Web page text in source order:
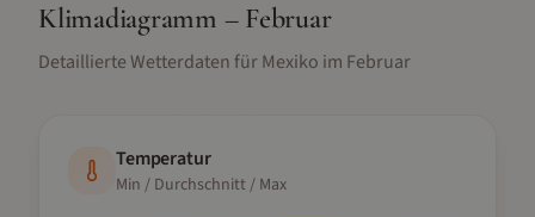
Klimadiagramm – Februar
Detaillierte Wetterdaten fürMexiko im Februar
Temperatur
Min / Durchschnitt / Max